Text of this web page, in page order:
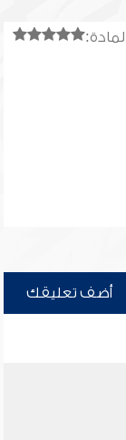
أضف تعليقك